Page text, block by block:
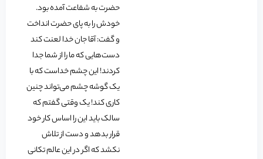
حضرت به شفاعت آمده بود.
خودش را به پای حضرت انداخت
و گفت: آقا جان خدا لعنت کند
دست‌هایی که ما را از شما جدا
کردند! این چشم خداست که با
یک گوشه چشم می‌تواند چنین
کاری کند! یک وقتی گفتم که
سالک باید این را اساس کار خود
قرار بدهد و دست از تلاش
نکشد که اگر در این عالم تکانی